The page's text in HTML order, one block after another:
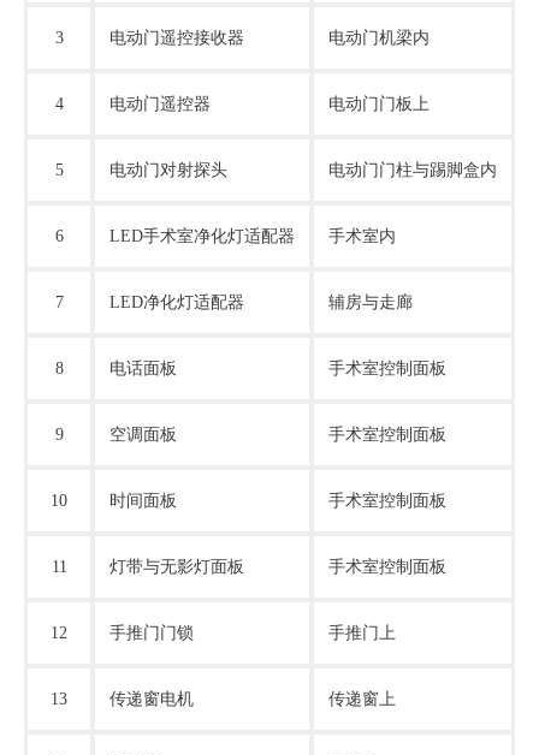
3 电动门遥控接收器 电动门机梁内
4 电动门遥控器 电动门门板上
5 电动门对射探头 电动门门柱与踢脚盒内
6 LED手术室净化灯适配器 手术室内
7 LED净化灯适配器 辅房与走廊
8 电话面板 手术室控制面板
9 空调面板 手术室控制面板
10 时间面板 手术室控制面板
11 灯带与无影灯面板 手术室控制面板
12 手推门门锁 手推门上
13 传递窗电机 传递窗上